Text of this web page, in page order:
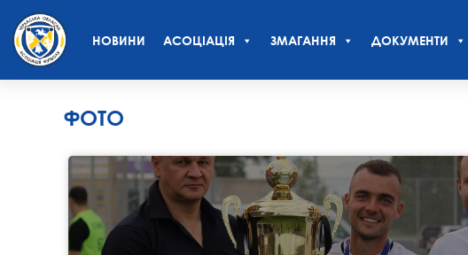
НОВИНИ АСОЦІАЦІЯ ЗМАГАННЯ ДОКУМЕНТИ
ФОТО